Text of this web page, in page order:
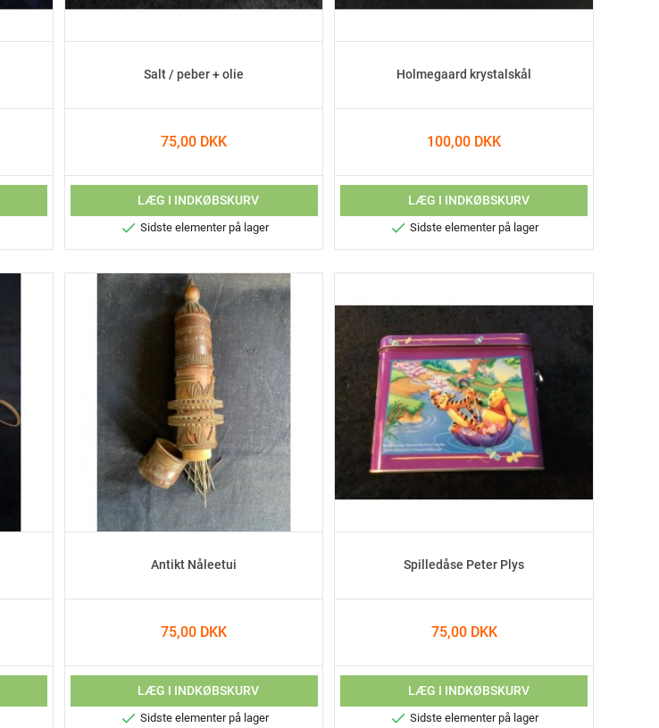
Salt / peber + olie
75,00 DKK
LÆG I INDKØBSKURV
 Sidste elementer på lager
Holmegaard krystalskål
100,00 DKK
LÆG I INDKØBSKURV
 Sidste elementer på lager
Antikt Nåleetui
75,00 DKK
LÆG I INDKØBSKURV
 Sidste elementer på lager
Spilledåse Peter Plys
75,00 DKK
LÆG I INDKØBSKURV
 Sidste elementer på lager